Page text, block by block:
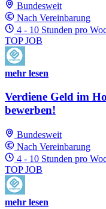
Bundesweit
Nach Vereinbarung
4 - 10 Stunden pro
TOP JOB
mehr lesen
Verdiene Geld im
bewerben!
Bundesweit
Nach Vereinbarung
4 - 10 Stunden pro
TOP JOB
mehr lesen